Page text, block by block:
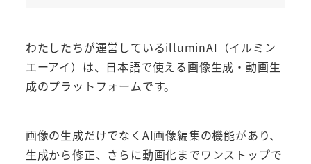
わたしたちが運営しているilluminAI（イルミン
エーアイ）は、日本語で使える画像生成・動画生
成のプラットフォームです。
画像の生成だけでなくAI画像編集の機能があり、
生成から修正、さらに動画化までワンストップで